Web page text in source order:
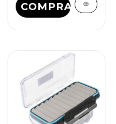
COMPRAR